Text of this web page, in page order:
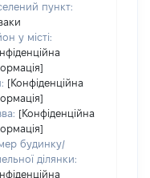
пункт:
у місті:
[Конфіденційна
[Конфіденційна
будинку/
ділянки: